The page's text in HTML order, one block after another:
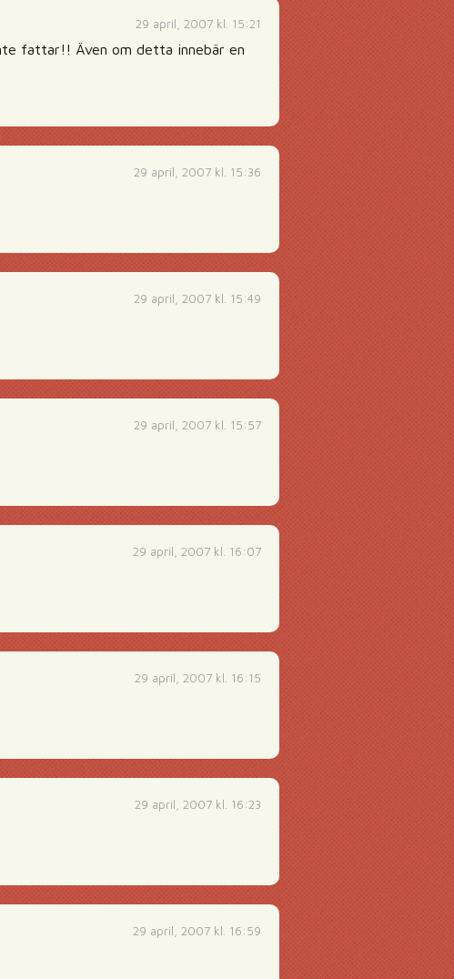
29 april, 2007 kl. 15:21
fattar!! Även om detta innebär en
29 april, 2007 kl. 15:36
29 april, 2007 kl. 15:49
29 april, 2007 kl. 15:57
29 april, 2007 kl. 16:07
29 april, 2007 kl. 16:15
29 april, 2007 kl. 16:23
29 april, 2007 kl. 16:59